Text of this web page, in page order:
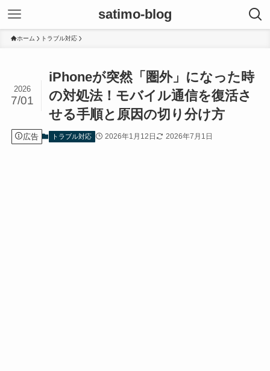
satimo-blog
ホーム トラブル対応
iPhoneが突然「圏外」になった時
の対処法！モバイル通信を復活さ
せる手順と原因の切り分け方
2026
7/01
広告 トラブル対応 2026年1月12日 2026年7月1日